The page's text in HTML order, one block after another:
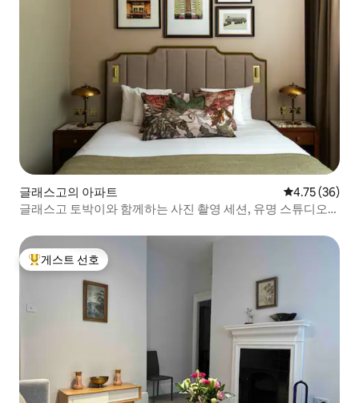
글래스고의 아파트 평점 4.75점
4.75 (36)
글래스고 토박이와 함께하는 사진 촬영 세션, 유명 스튜디오에
상위 게스트 선호
게스트 선호